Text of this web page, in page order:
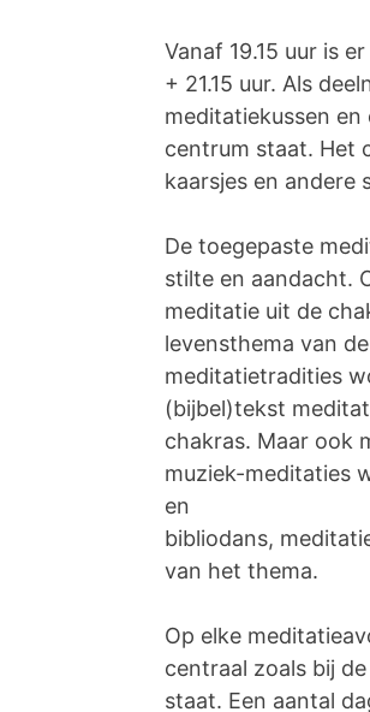
Vanaf 19.15 uur is
+ 21.15 uur. Als
meditatiekussen
centrum staat. Het
kaarsjes en andere
De toegepaste
stilte en aandacht.
meditatie uit de
levensthema van
meditatietradities
(bijbel)tekst
chakras. Maar ook
muziek-meditaties
en
bibliodans,
van het thema.
Op elke
centraal zoals bij
staat. Een aantal